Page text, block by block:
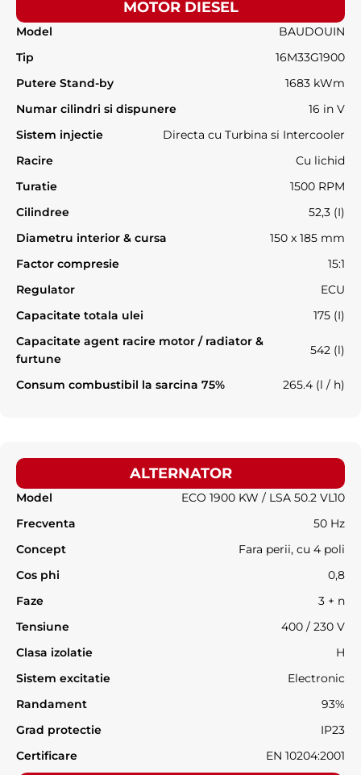
MOTOR DIESEL
Model
BAUDOUIN
Tip
16M33G1900
Putere Stand-by
1683 kWm
Numar cilindri si dispunere
16 in V
Sistem injectie
Directa cu Turbina si Intercooler
Racire
Cu lichid
Turatie
1500 RPM
Cilindree
52,3 (I)
Diametru interior & cursa
150 x 185 mm
Factor compresie
15:1
Regulator
ECU
Capacitate totala ulei
175 (I)
Capacitate agent racire motor / radiator &
furtune
542 (l)
Consum combustibil la sarcina 75% 265.4 (l / h)
ALTERNATOR
Model
ECO 1900 KW / LSA 50.2 VL10
Frecventa
50 Hz
Concept
Fara perii, cu 4 poli
Cos phi
0,8
Faze
3 + n
Tensiune
400 / 230 V
Clasa izolatie
H
Sistem excitatie
Electronic
Randament
93%
Grad protectie
IP23
Certificare
EN 10204:2001